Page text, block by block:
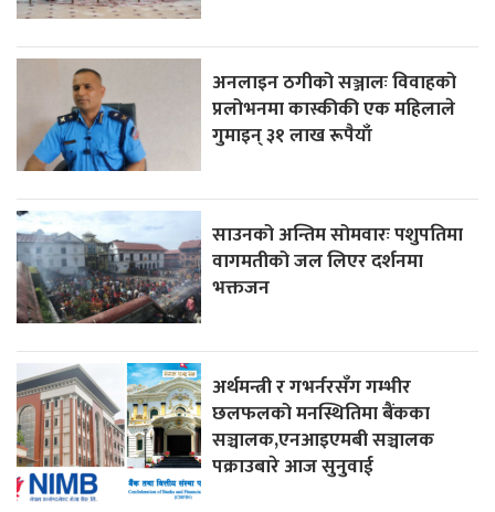
अनलाइन ठगीको सञ्जालः विवाहको
प्रलोभनमा कास्कीकी एक महिलाले
गुमाइन् ३१ लाख रूपैयाँ
साउनको अन्तिम सोमवारः पशुपतिमा
वागमतीको जल लिएर दर्शनमा
भक्तजन
अर्थमन्त्री र गभर्नरसँग गम्भीर
छलफलको मनस्थितिमा बैंकका
सञ्चालक,एनआइएमबी सञ्चालक
पक्राउबारे आज सुनुवाई